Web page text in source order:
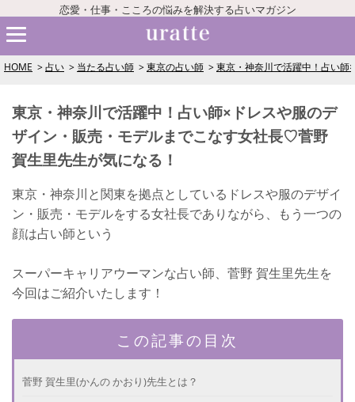
恋愛・仕事・こころの悩みを解決する占いマガジン
HOME 占い 当たる占い師 東京の占い師 東京・神奈川で活躍中！占い
東京・神奈川で活躍中！占い師×ドレスや服のデ
ザイン・販売・モデルまでこなす女社長♡菅野
賀生里先生が気になる！
東京・神奈川と関東を拠点としているドレスや服のデザイ
ン・販売・モデルをする女社長でありながら、もう一つの
顔は占い師という
スーパーキャリアウーマンな占い師、菅野 賀生里先生を
今回はご紹介いたします！
この記事の目次
菅野 賀生里(かんの かおり)先生とは？